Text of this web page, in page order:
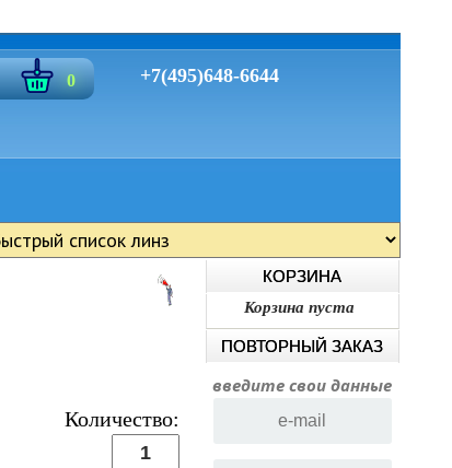
0 +7(495)648-6644
Количество:
КОРЗИНА
Корзина пуста
ПОВТОРНЫЙ ЗАКАЗ
введите свои данные